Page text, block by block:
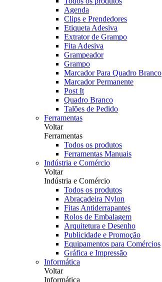
Agenda
Clips e Prendedores
Etiqueta Adesiva
Extrator de Grampo
Fita Adesiva
Grampeador
Grampo
Marcador Para Quadro Branco
Marcador Permanente
Post It
Quadro Branco
Talões de Pedido
Ferramentas
Voltar
Ferramentas
Todos os produtos
Ferramentas Manuais
Indústria e Comércio
Voltar
Indústria e Comércio
Todos os produtos
Abraçadeira Nylon
Fitas Antiderrapantes
Rolos de Embalagem
Arquitetura e Desenho
Publicidade e Promoção
Equipamentos para Comércios
Gráfica e Impressão
Informática
Voltar
Informática